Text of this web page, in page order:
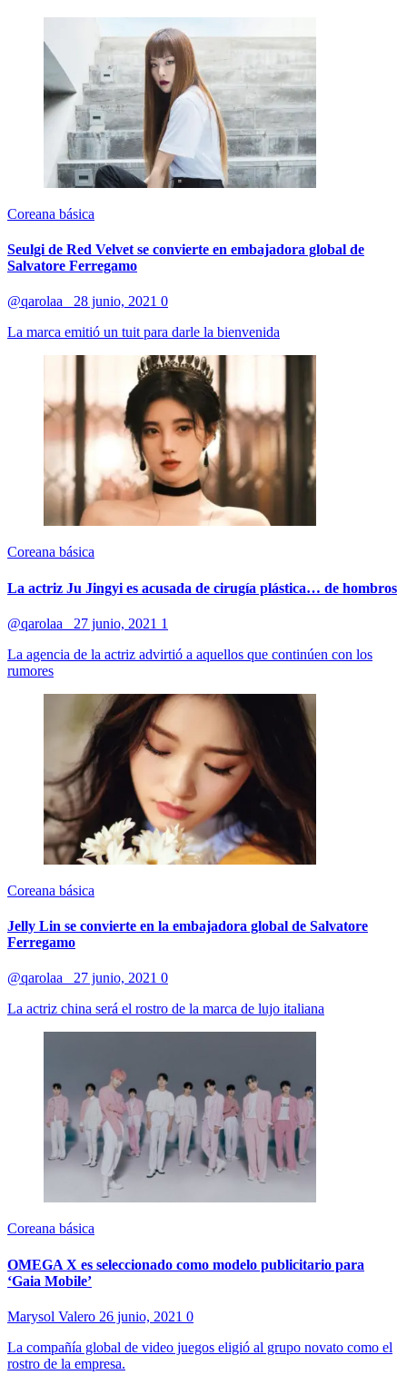
Coreana básica
Seulgi de Red Velvet se convierte en embajadora global de
Salvatore Ferregamo
@qarolaa_ 28 junio, 2021 0
La marca emitió un tuit para darle la bienvenida
Coreana básica
La actriz Ju Jingyi es acusada de cirugía plástica… de hombros
@qarolaa_ 27 junio, 2021 1
La agencia de la actriz advirtió a aquellos que continúen con los
rumores
Coreana básica
Jelly Lin se convierte en la embajadora global de Salvatore
Ferregamo
@qarolaa_ 27 junio, 2021 0
La actriz china será el rostro de la marca de lujo italiana
Coreana básica
OMEGA X es seleccionado como modelo publicitario para
‘Gaia Mobile’
Marysol Valero 26 junio, 2021 0
La compañía global de video juegos eligió al grupo novato como el
rostro de la empresa.